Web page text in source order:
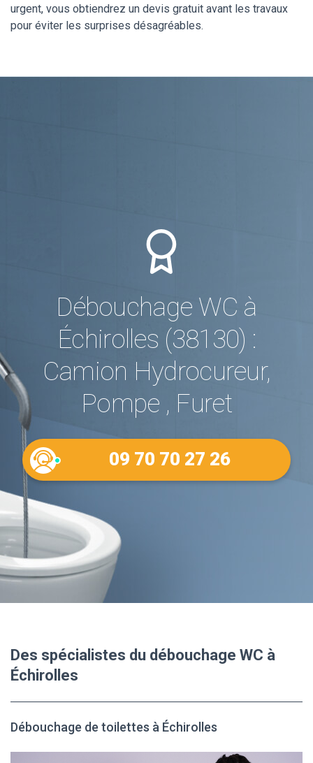
urgent, vous obtiendrez un devis gratuit avant les travaux
pour éviter les surprises désagréables.
Débouchage WC à
Échirolles (38130) :
Camion Hydrocureur,
Pompe , Furet
09 70 70 27 26
Des spécialistes du débouchage WC à
Échirolles
Débouchage de toilettes à Échirolles